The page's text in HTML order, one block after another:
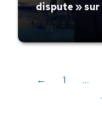
dispute » sur
← 1 …